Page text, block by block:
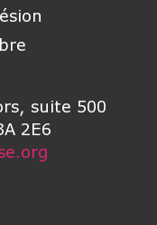
suite 500
2E6